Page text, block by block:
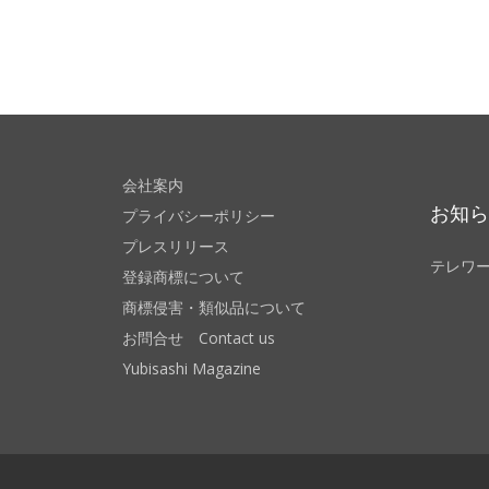
会社案内
プライバシーポリシー
プレスリリース
登録商標について
商標侵害・類似品について
お問合せ Contact us
Yubisashi Magazine
お知
テレワ